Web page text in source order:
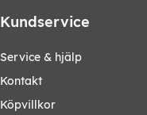
Kundservice
Service & hjälp
Kontakt
Köpvillkor